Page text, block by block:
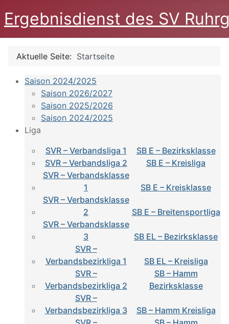
Ergebnisdienst des SV
Aktuelle Seite: Startseite
Saison 2024/2025
Saison 2026/2027
Saison 2025/2026
Saison 2024/2025
Liga
SVR – Verbandsliga 1
SB E – Bezirksklasse
SVR – Verbandsliga 2
SB E – Kreisliga
SVR – Verbandsklasse
1
SB E – Kreisklasse
SVR – Verbandsklasse
2
SB E – Breitensportliga
SVR – Verbandsklasse
3
SB EL – Bezirksklasse
SVR –
Verbandsbezirkliga 1
SB EL – Kreisliga
SVR –
Verbandsbezirkliga 2
SB – Hamm
Bezirksklasse
SVR –
Verbandsbezirkliga 3
SB – Hamm Kreisliga